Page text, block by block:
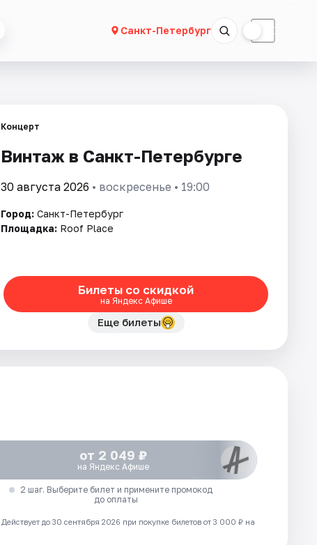
Санкт-Петербург ☾
Концерт
Винтаж в Санкт-Петербурге
30 августа 2026 • воскресенье • 19:00
Город: Санкт-Петербург
Площадка: Roof Place
Билеты со скидкой
на Яндекс Афише
Еще билеты
от 2 049 ₽
на Яндекс Афише
2 шаг. Выберите билет и примените промокод
до оплаты
Действует до 30 сентября 2026 при покупке билетов от 3 000 ₽ на